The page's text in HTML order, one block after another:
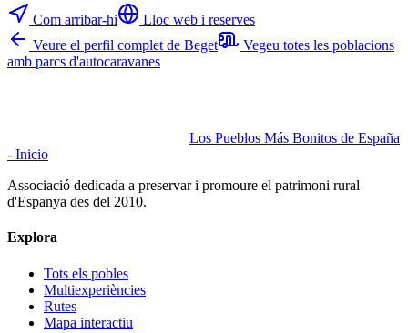
Com arribar-hi
Lloc web i reserves
Veure el perfil complet de Beget
Vegeu totes les poblacions
amb parcs d'autocaravanes
Los Pueblos Más Bonitos de España
- Inicio
Associació dedicada a preservar i promoure el patrimoni rural
d'Espanya des del 2010.
Explora
Tots els pobles
Multiexperiències
Rutes
Mapa interactiu